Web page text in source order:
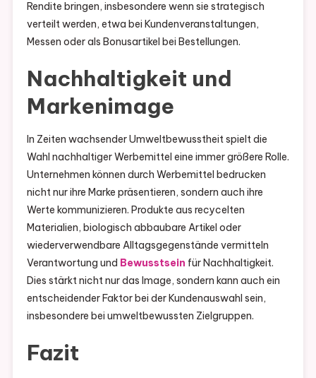
Rendite bringen, insbesondere wenn sie strategisch
verteilt werden, etwa bei Kundenveranstaltungen,
Messen oder als Bonusartikel bei Bestellungen.
Nachhaltigkeit und
Markenimage
In Zeiten wachsender Umweltbewusstheit spielt die
Wahl nachhaltiger Werbemittel eine immer größere Rolle.
Unternehmen können durch Werbemittel bedrucken
nicht nur ihre Marke präsentieren, sondern auch ihre
Werte kommunizieren. Produkte aus recycelten
Materialien, biologisch abbaubare Artikel oder
wiederverwendbare Alltagsgegenstände vermitteln
Verantwortung und Bewusstsein für Nachhaltigkeit.
Dies stärkt nicht nur das Image, sondern kann auch ein
entscheidender Faktor bei der Kundenauswahl sein,
insbesondere bei umweltbewussten Zielgruppen.
Fazit